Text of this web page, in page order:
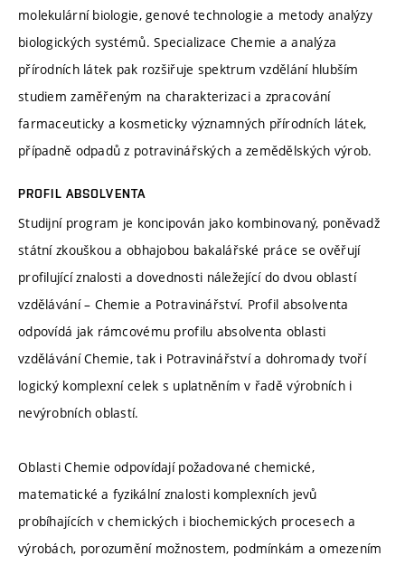
molekulární biologie, genové technologie a metody analýzy
biologických systémů. Specializace Chemie a analýza
přírodních látek pak rozšiřuje spektrum vzdělání hlubším
studiem zaměřeným na charakterizaci a zpracování
farmaceuticky a kosmeticky významných přírodních látek,
případně odpadů z potravinářských a zemědělských výrob.
PROFIL ABSOLVENTA
Studijní program je koncipován jako kombinovaný, poněvadž
státní zkouškou a obhajobou bakalářské práce se ověřují
profilující znalosti a dovednosti náležející do dvou oblastí
vzdělávání – Chemie a Potravinářství. Profil absolventa
odpovídá jak rámcovému profilu absolventa oblasti
vzdělávání Chemie, tak i Potravinářství a dohromady tvoří
logický komplexní celek s uplatněním v řadě výrobních i
nevýrobních oblastí.
Oblasti Chemie odpovídají požadované chemické,
matematické a fyzikální znalosti komplexních jevů
probíhajících v chemických i biochemických procesech a
výrobách, porozumění možnostem, podmínkám a omezením